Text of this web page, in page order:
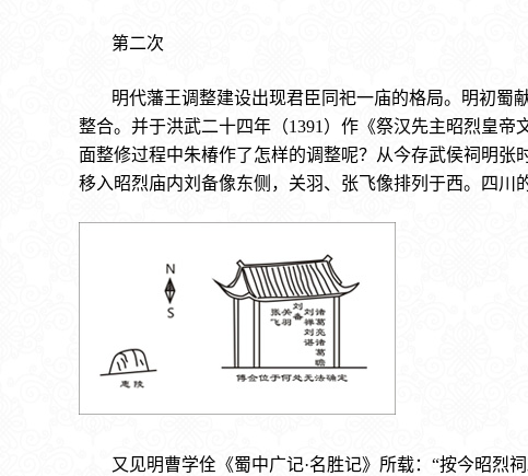
第二次
明代藩王调整建设出现君臣同祀一庙的格局。明初蜀
整合。并于洪武二十四年（1391）作《祭汉先主昭烈皇
面整修过程中朱椿作了怎样的调整呢？从今存武侯祠明
移入昭烈庙内刘备像东侧，关羽、张飞像排列于西。四川
又见明曹学佺《蜀中广记·名胜记》所载：“按今昭烈